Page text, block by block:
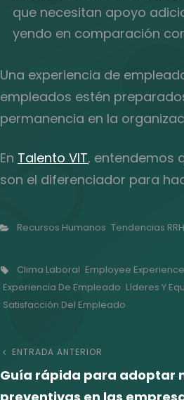
que necesitan apoyo
yendo en comparación
Una experiencia de
empleados estén
permanencia en la
En Talento VIT, entendemos
son el diferenciador para
Categorías
Recursos Humanos Tendencias
Etiquetas,
Clima Laboral Employee Experience
Experiencia De Empleado Líderes Y
Satisfacción Del Empleado
Navegación
Entrada
anterior
ENTRADA ANTERIOR
Guía rápida para adoptar